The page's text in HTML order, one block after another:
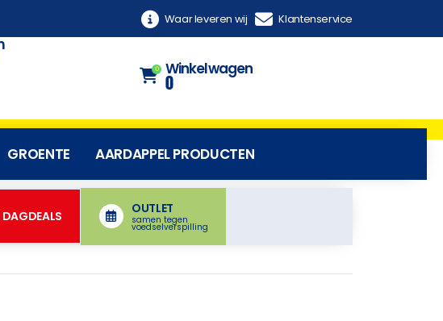
Waar leveren wij Klantenservice
0 Winkelwagen
0
GROENTE AARDAPPEL PRODUCTEN
OUTLET
samen tegen
voedselverspilling